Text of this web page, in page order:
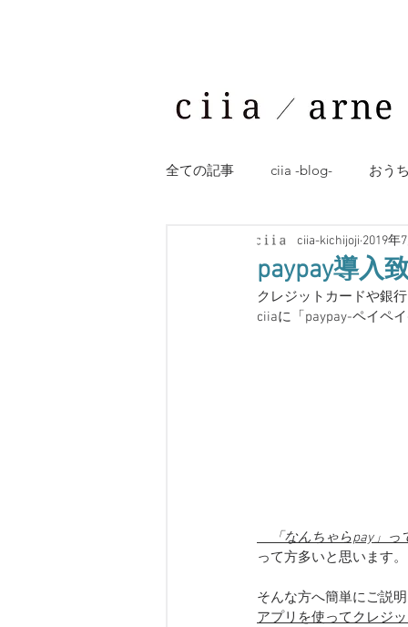
全ての記事 ciia -blog- おう
KOIZUMI -blog- 美容コラム
paypay導入
ciia-kichijoji 2019年
クレジットカードや銀
ciiaに「paypay-ペイペ
「なんちゃらpay」っ
って方多いと思います。
そんな方へ簡単にご説
アプリを使ってクレジ